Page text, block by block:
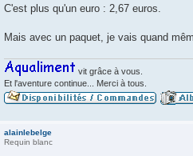
s
g
C'est plus qu'un euro : 2,67 euros.
Mais avec un paquet, je vais quand
vit grâce à vous.
Et l'aventure continue... Merci à tous.
alainlebelge
Requin blanc